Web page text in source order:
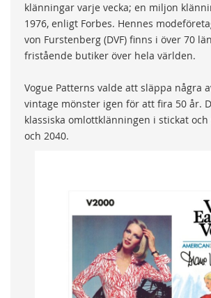
klänningar varje vecka; en miljon
1976, enligt Forbes. Hennes
von Furstenberg (DVF) finns i över 70
fristående butiker över hela världen.
Vogue Patterns valde att släppa några
vintage mönster igen för att fira 50 år.
klassiska omlottklänningen i stickat
och 2040.